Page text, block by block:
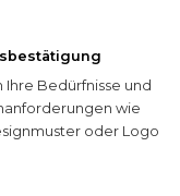
Bedürfnisse und
wie
oder Logo